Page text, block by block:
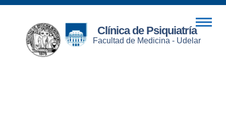
Clínica de Psiquiatría
Facultad de Medicina - Udelar